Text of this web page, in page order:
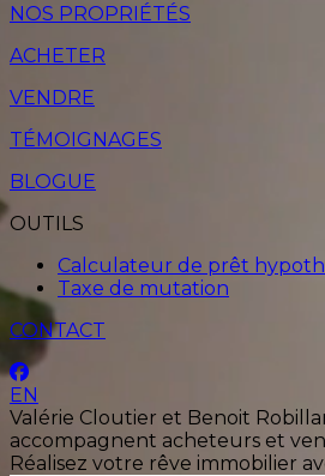
NOS PROPRIÉTÉS
ACHETER
VENDRE
TÉMOIGNAGES
BLOGUE
OUTILS
Calculateur de prêt
Taxe de mutation
CONTACT
EN
Valérie Cloutier et Benoit
accompagnent acheteurs et
Réalisez votre rêve immobilier